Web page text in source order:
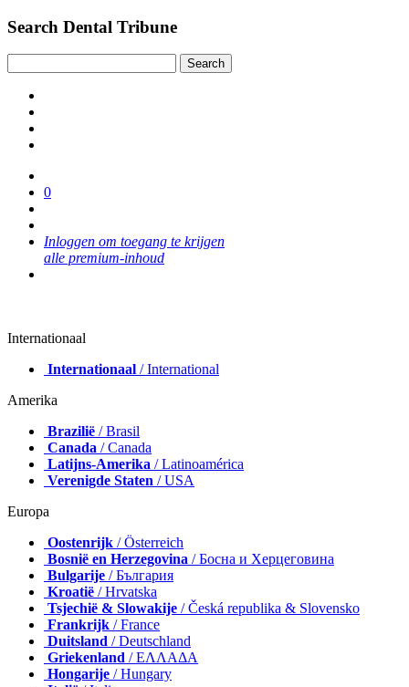
Search Dental Tribune
0
Inloggen om toegang te krijgen
alle premium-inhoud
Internationaal
Internationaal / International
Amerika
Brazilië / Brasil
Canada / Canada
Latijns-Amerika / Latinoamérica
Verenigde Staten / USA
Europa
Oostenrijk / Österreich
Bosnië en Herzegovina / Босна и Херцеговина
Bulgarije / България
Kroatië / Hrvatska
Tsjechië & Slowakije / Česká republika & Slovensko
Frankrijk / France
Duitsland / Deutschland
Griekenland / ΕΛΛΑΔΑ
Hongarije / Hungary